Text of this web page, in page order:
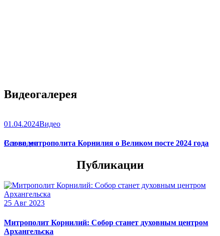
Видеогалерея
01.04.2024Видео
Слово митрополита Корнилия о Великом посте 2024 года
Все видео
Публикации
25 Авг 2023
Митрополит Корнилий: Собор станет духовным центром
Архангельска